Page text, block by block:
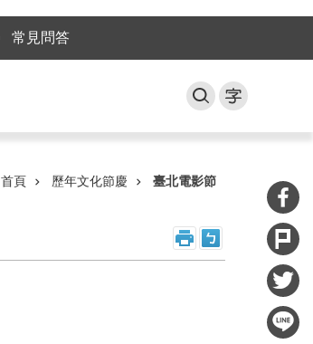
常見問答
首頁 歷年文化節慶 臺北電影節